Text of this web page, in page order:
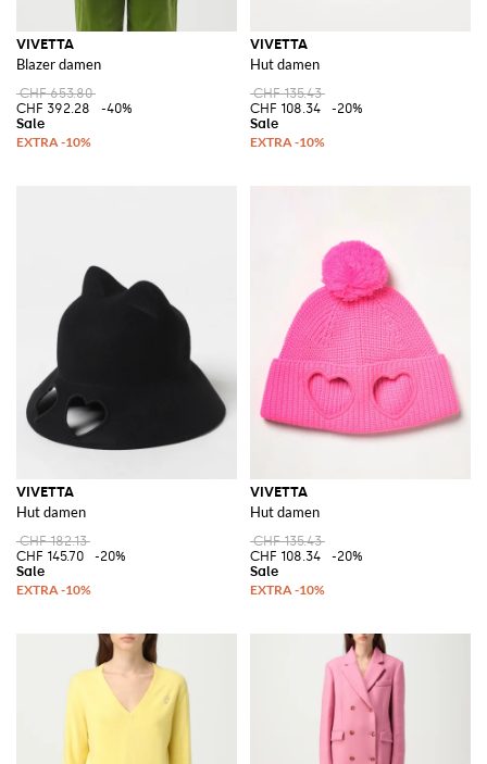
VIVETTA
Blazer damen
CHF 653.80
CHF 392.28
-40%
VIVETTA
Hut damen
CHF 135.43
CHF 108.34
-20%
VIVETTA
Hut damen
CHF 182.13
CHF 145.70
-20%
VIVETTA
Hut damen
CHF 135.43
CHF 108.34
-20%